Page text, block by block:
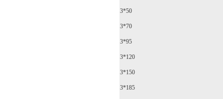
3*50
3*70
3*95
3*120
3*150
3*185